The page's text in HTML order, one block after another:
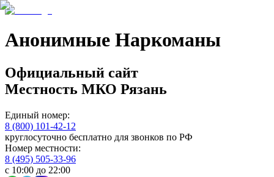
Анонимные Наркоманы
Официальный сайт
Местность МКО Рязань
Единый номер:
8 (800) 101-42-12
круглосуточно бесплатно для звонков по РФ
Номер местности:
8 (495) 505-33-96
с 10:00 до 22:00